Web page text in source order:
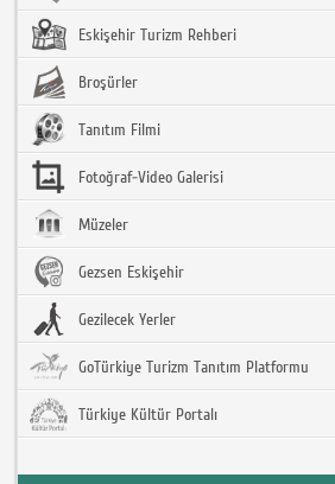
Eskişehir Turizm Rehberi
Broşürler
Tanıtım Filmi
Fotoğraf-Video Galerisi
Müzeler
Gezsen Eskişehir
Gezilecek Yerler
GoTürkiye Turizm Tanıtım Platformu
Türkiye Kültür Portalı